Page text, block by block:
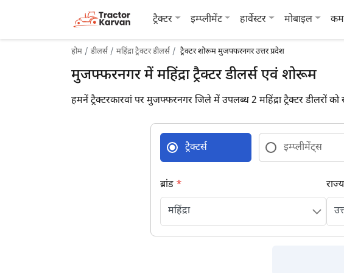
ट्रैक्टर इम्प्लीमेंट हार्वेस्टर मोबाइल
होम डीलर्स महिंद्रा ट्रैक्टर डीलर्स ट्रैक्टर शोरूम मुजफ्फरनगर उत्तर प्रदेश
मुजफ्फरनगर में महिंद्रा ट्रैक्टर डीलर्स एवं शोरूम
हमनें ट्रैक्टरकारवां पर मुजफ्फरनगर जिले में उपलब्ध 2 महिंद्रा ट्रैक्टर डीलरों को
ट्रैक्टर्स इम्प्लीमेंट्स
ब्रांड * राज्य